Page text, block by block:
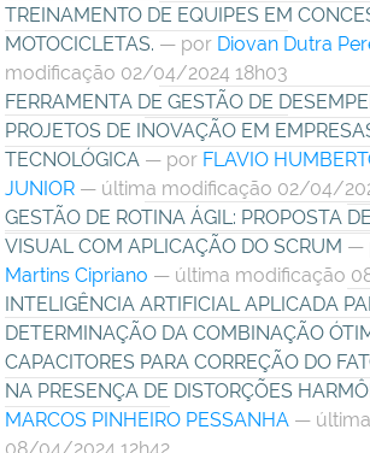
TREINAMENTO DE EQUIPES EM
MOTOCICLETAS. — por Diovan Dutra
modificação 02/04/2024 18h03
FERRAMENTA DE GESTÃO DE
PROJETOS DE INOVAÇÃO EM
TECNOLÓGICA — por FLAVIO
JUNIOR — última modificação 02/04/
GESTÃO DE ROTINA ÁGIL: PROPOSTA
VISUAL COM APLICAÇÃO DO SCRUM —
Martins Cipriano — última modificação
INTELIGÊNCIA ARTIFICIAL APLICADA
DETERMINAÇÃO DA COMBINAÇÃO
CAPACITORES PARA CORREÇÃO DO
NA PRESENÇA DE DISTORÇÕES
MARCOS PINHEIRO PESSANHA —